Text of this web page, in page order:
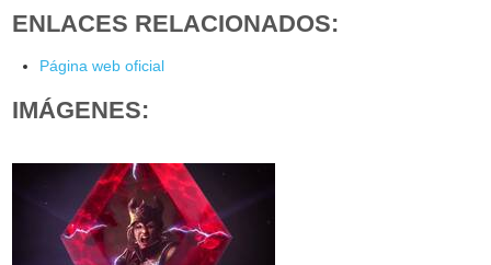
ENLACES RELACIONADOS:
Página web oficial
IMÁGENES: